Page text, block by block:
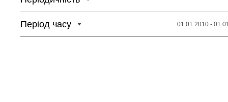
Період часу 01.01.2010 -